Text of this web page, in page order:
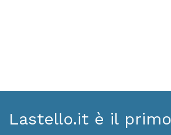
Lastello.it è il